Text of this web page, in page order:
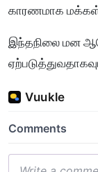
காரணமாக மக்கள்
இந்தநிலை மன